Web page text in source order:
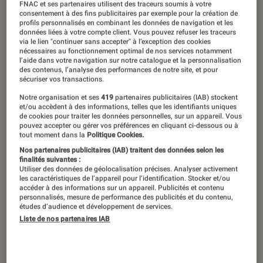
FNAC et ses partenaires utilisent des traceurs soumis à votre
consentement à des fins publicitaires par exemple pour la création de
profils personnalisés en combinant les données de navigation et les
données liées à votre compte client. Vous pouvez refuser les traceurs
via le lien "continuer sans accepter" à l’exception des cookies
nécessaires au fonctionnement optimal de nos services notamment
l’aide dans votre navigation sur notre catalogue et la personnalisation
des contenus, l’analyse des performances de notre site, et pour
sécuriser vos transactions.
Notre organisation et ses419 partenaires publicitaires (IAB) stockent
et/ou accèdent à des informations, telles que les identifiants uniques
de cookies pour traiter les données personnelles, sur un appareil. Vous
pouvez accepter ou gérer vos préférences en cliquant ci-dessous ou à
tout moment dans la Politique Cookies.
Nos partenaires publicitaires (IAB) traitent des données selon les
finalités suivantes :
Utiliser des données de géolocalisation précises. Analyser activement
les caractéristiques de l’appareil pour l’identification. Stocker et/ou
accéder à des informations sur un appareil. Publicités et contenu
personnalisés, mesure de performance des publicités et du contenu,
études d’audience et développement de services.
Liste de nos partenaires IAB